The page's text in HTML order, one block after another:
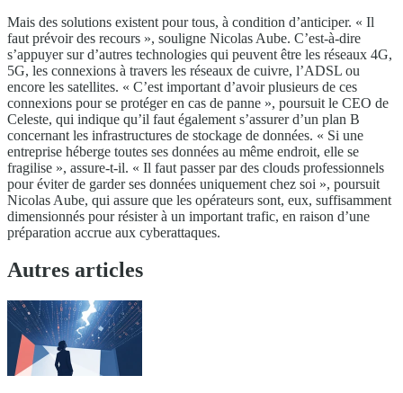
Mais des solutions existent pour tous, à condition d’anticiper. « Il
faut prévoir des recours », souligne Nicolas Aube. C’est-à-dire
s’appuyer sur d’autres technologies qui peuvent être les réseaux 4G,
5G, les connexions à travers les réseaux de cuivre, l’ADSL ou
encore les satellites. « C’est important d’avoir plusieurs de ces
connexions pour se protéger en cas de panne », poursuit le CEO de
Celeste, qui indique qu’il faut également s’assurer d’un plan B
concernant les infrastructures de stockage de données. « Si une
entreprise héberge toutes ses données au même endroit, elle se
fragilise », assure-t-il. « Il faut passer par des clouds professionnels
pour éviter de garder ses données uniquement chez soi », poursuit
Nicolas Aube, qui assure que les opérateurs sont, eux, suffisamment
dimensionnés pour résister à un important trafic, en raison d’une
préparation accrue aux cyberattaques.
Autres articles